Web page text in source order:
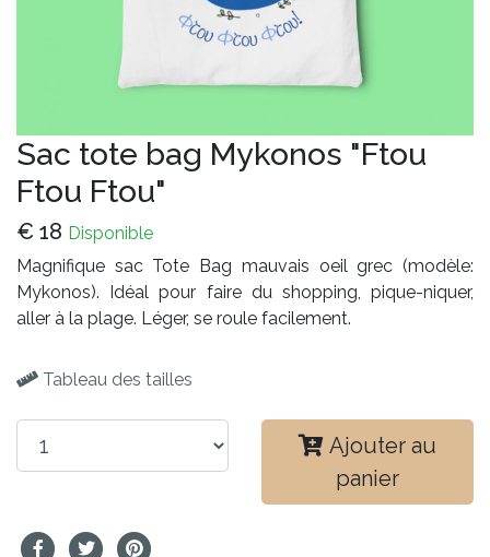
Sac tote bag Mykonos "Ftou
Ftou Ftou"
€ 18 Disponible
Magnifique sac Tote Bag mauvais oeil grec (modèle:
Mykonos). Idéal pour faire du shopping, pique-niquer,
aller à la plage. Léger, se roule facilement.
Tableau des tailles
Ajouter au
panier